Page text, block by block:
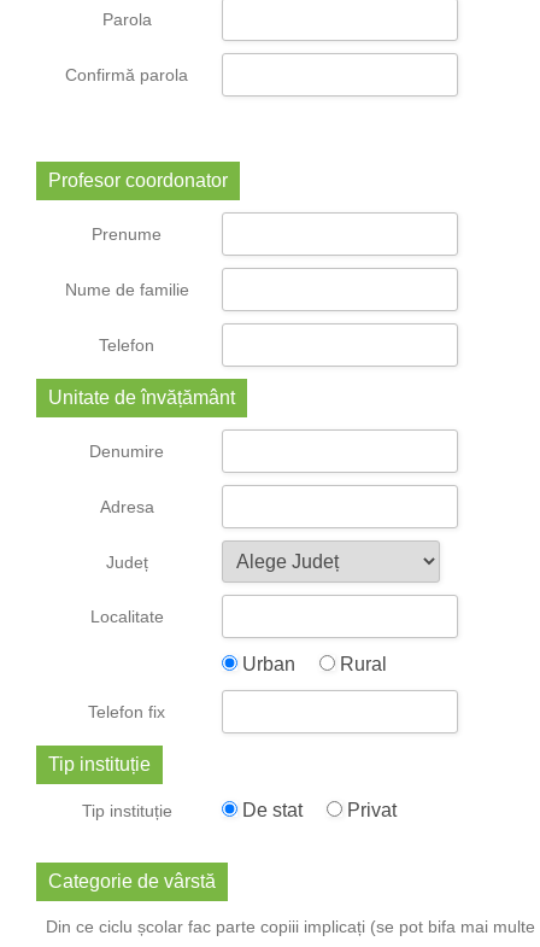
Parola
Confirmă parola
Profesor coordonator
Prenume
Nume de familie
Telefon
Unitate de învățământ
Denumire
Adresa
Județ
Localitate
Urban Rural
Telefon fix
Tip instituție
Tip instituție De stat Privat
Categorie de vârstă
Din ce ciclu școlar fac parte copiii implicați (se pot bifa mai